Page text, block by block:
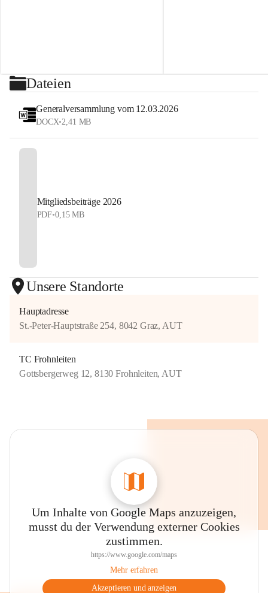
⏰ Nennschluss: 27. Juli 2026, 23:59 Uhr
Jetzt anmelden und Tennis, Kulinarik und
Sommerstimmung erleben!
#StyrianGrandSlam
#allyouneedisballs
Dateien
Generalversammlung vom 12.03.2026
DOCX•2,41 MB
Mitgliedsbeiträge 2026
PDF•0,15 MB
Unsere Standorte
Hauptadresse
St.-Peter-Hauptstraße 254, 8042 Graz, AUT
TC Frohnleiten
Gottsbergerweg 12, 8130 Frohnleiten, AUT
Um Inhalte von Google Maps anzuzeigen,
musst du der Verwendung externer Cookies
zustimmen.
https://www.google.com/maps
Mehr erfahren
Akzeptieren und anzeigen